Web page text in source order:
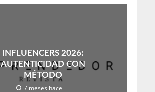
INFLUENCERS 2026:
AUTENTICIDAD CON
MÉTODO
7 meses hace